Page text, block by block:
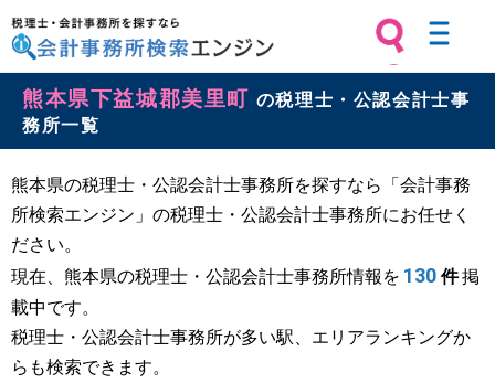
税理士・会計事務所を探すなら 会計
事務所検索エンジン
熊本県下益城郡美里町 の税理士・公認会計士事
務所一覧
熊本県の税理士・公認会計士事務所を探すなら「会計事務
所検索エンジン」の税理士・公認会計士事務所にお任せく
ださい。
現在、熊本県の税理士・公認会計士事務所情報を 130 件掲
載中です。
税理士・公認会計士事務所が多い駅、エリアランキングか
らも検索できます。